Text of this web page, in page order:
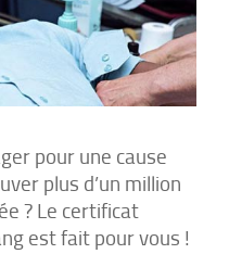
pour une cause
plus d’un million
? Le certificat
est fait pour vous !